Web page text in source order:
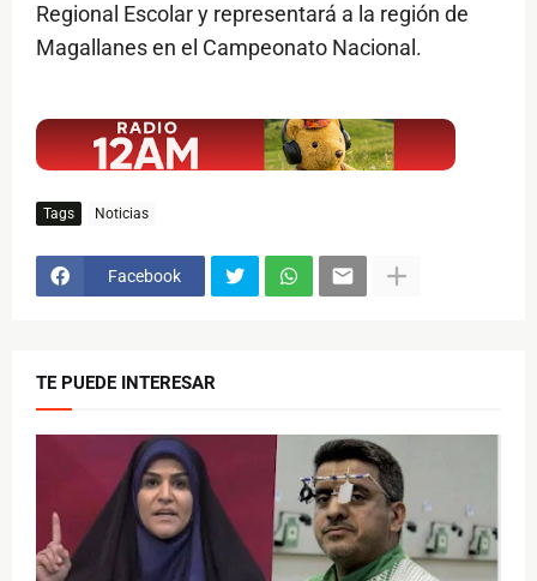
Regional Escolar y representará a la región de
Magallanes en el Campeonato Nacional.
Tags Noticias
Facebook
TE PUEDE INTERESAR